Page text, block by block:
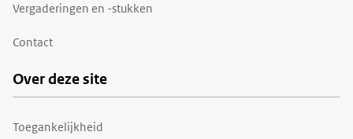
Vergaderingen en -stukken
Contact
Over deze site
Toegankelijkheid